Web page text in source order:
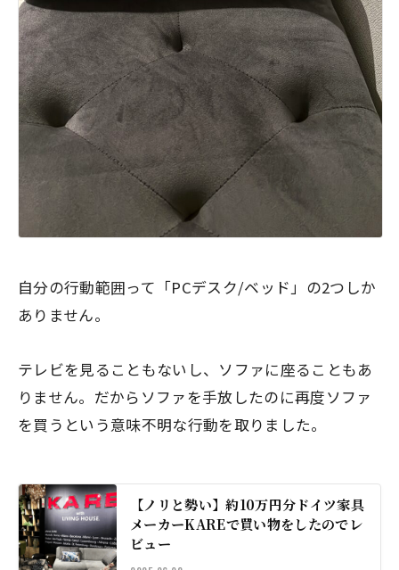
自分の行動範囲って「PCデスク/ベッド」の2つしか
ありません。
テレビを見ることもないし、ソファに座ることもあ
りません。だからソファを手放したのに再度ソファ
を買うという意味不明な行動を取りました。
【ノリと勢い】約10万円分ドイツ家具
メーカーKAREで買い物をしたのでレ
ビュー